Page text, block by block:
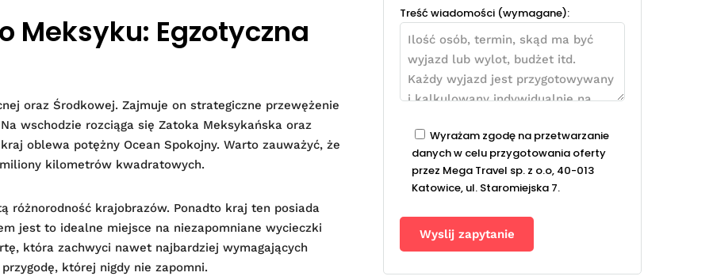
Meksyku: Egzotyczna
oraz Środkowej. Zajmuje on strategiczne przewężenie
wschodzie rozciąga się Zatoka Meksykańska oraz
oblewa potężny Ocean Spokojny. Warto zauważyć, że
kilometrów kwadratowych.
różnorodność krajobrazów. Ponadto kraj ten posiada
jest to idealne miejsce na niezapomniane wycieczki
która zachwyci nawet najbardziej wymagających
której nigdy nie zapomni.
Treść wiadomości (wymagane):
Wyrażam zgodę na przetwarzanie
danych w celu przygotowania oferty
przez Mega Travel sp. z o.o, 40-013
Katowice, ul. Staromiejska 7.